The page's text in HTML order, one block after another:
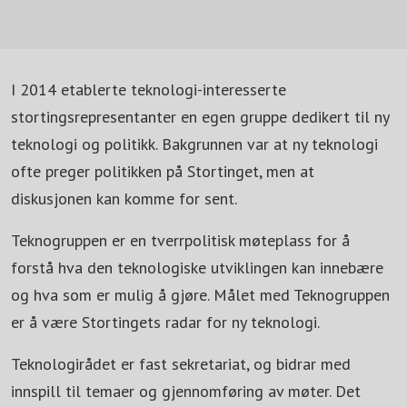
I 2014 etablerte teknologi-interesserte
stortingsrepresentanter en egen gruppe dedikert til ny
teknologi og politikk. Bakgrunnen var at ny teknologi
ofte preger politikken på Stortinget, men at
diskusjonen kan komme for sent.
Teknogruppen er en tverrpolitisk møteplass for å
forstå hva den teknologiske utviklingen kan innebære
og hva som er mulig å gjøre. Målet med Teknogruppen
er å være Stortingets radar for ny teknologi.
Teknologirådet er fast sekretariat, og bidrar med
innspill til temaer og gjennomføring av møter. Det